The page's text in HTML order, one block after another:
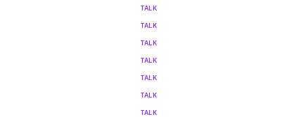
TALK
TALK
TALK
TALK
TALK
TALK
TALK